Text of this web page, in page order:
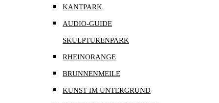
KANTPARK
AUDIO-GUIDE
SKULPTURENPARK
RHEINORANGE
BRUNNENMEILE
KUNST IM UNTERGRUND